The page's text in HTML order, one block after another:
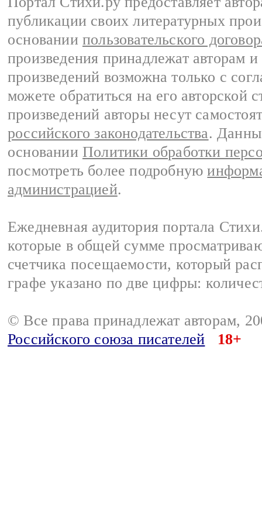
публикации своих литературных
основании пользовательского
произведения принадлежат авторам
произведений возможна только с
можете обратиться на его авторской
произведений авторы несут
российского законодательства.
основании Политики обработки
посмотреть более подробную
администрацией.
Ежедневная аудитория портала
которые в общей сумме
счетчика посещаемости, который
графе указано по две цифры:
© Все права принадлежат авторам,
Российского союза писателей
18+